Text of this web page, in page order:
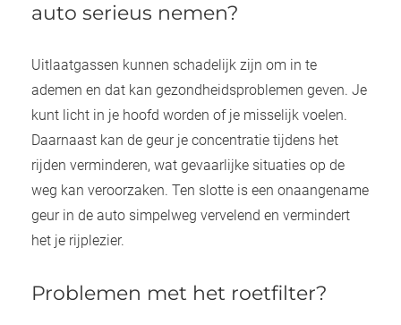
auto serieus nemen?
Uitlaatgassen kunnen schadelijk zijn om in te
ademen en dat kan gezondheidsproblemen geven. Je
kunt licht in je hoofd worden of je misselijk voelen.
Daarnaast kan de geur je concentratie tijdens het
rijden verminderen, wat gevaarlijke situaties op de
weg kan veroorzaken. Ten slotte is een onaangename
geur in de auto simpelweg vervelend en vermindert
het je rijplezier.
Problemen met het roetfilter?